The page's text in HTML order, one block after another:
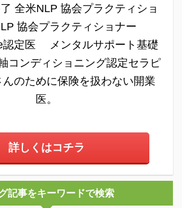
全米NLP 協会プラクティショ
協会プラクティショナー
認定医 メンタルサポート基礎
ンディショニング認定セラピ
のために保険を扱わない開業
医。
詳しくはコチラ
記事をキーワードで検索